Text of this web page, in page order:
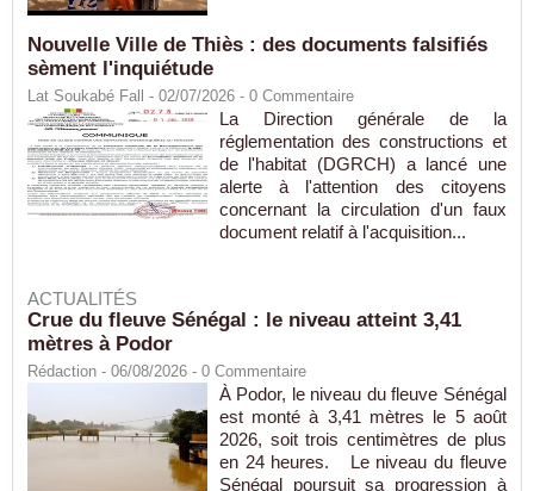
Nouvelle Ville de Thiès : des documents falsifiés
sèment l'inquiétude
Lat Soukabé Fall - 02/07/2026 - 0 Commentaire
La Direction générale de la
réglementation des constructions et
de l'habitat (DGRCH) a lancé une
alerte à l'attention des citoyens
concernant la circulation d'un faux
document relatif à l'acquisition...
ACTUALITÉS
Crue du fleuve Sénégal : le niveau atteint 3,41
mètres à Podor
Rédaction - 06/08/2026 - 0 Commentaire
À Podor, le niveau du fleuve Sénégal
est monté à 3,41 mètres le 5 août
2026, soit trois centimètres de plus
en 24 heures. Le niveau du fleuve
Sénégal poursuit sa progression à